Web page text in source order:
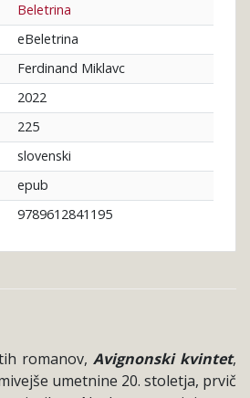
Beletrina
eBeletrina
Ferdinand Miklavc
2022
225
slovenski
epub
9789612841195
romanov, Avignonski kvintet,
umetnine 20. stoletja, prvič